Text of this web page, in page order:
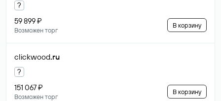
?
59 899 ₽
Возможен торг
В корзину
clickwood.ru
?
151 067 ₽
Возможен торг
В корзину